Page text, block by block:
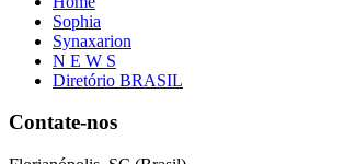
Sophia
Synaxarion
N E W S
Diretório BRASIL
Contate-nos